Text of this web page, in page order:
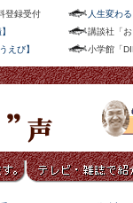
登録受付
えび】
人生変わ
講談社「
小学館「